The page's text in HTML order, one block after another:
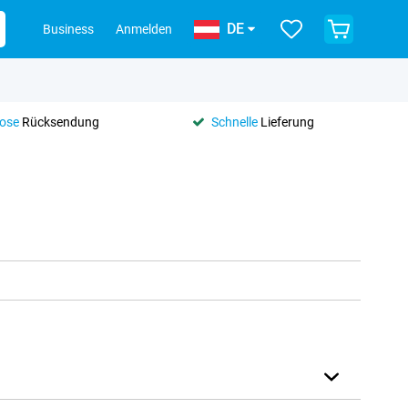
Business Anmelden DE
Rücksendung SchnelleLieferung